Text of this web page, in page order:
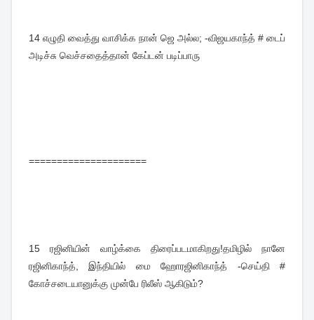
14 எழுதி வைத்து வாசிக்க நான் ஜெ அல்ல; -விஜயகாந்த் # டைப்
அடிச்சு வெச்சதைத்தான் கேப்டன் படிப்பாரு
=====================
15 ரஜினியின் வாழ்க்கை திரைப்படமாகிறது!தமிழில் நானே
ரஜினிகாந்த், இந்தியில் மை ஹோரஜினிகாந்த் -செய்தி #
கோச்சடையானுக்கு முன்பே ரிலீஸ் ஆகிடும்?